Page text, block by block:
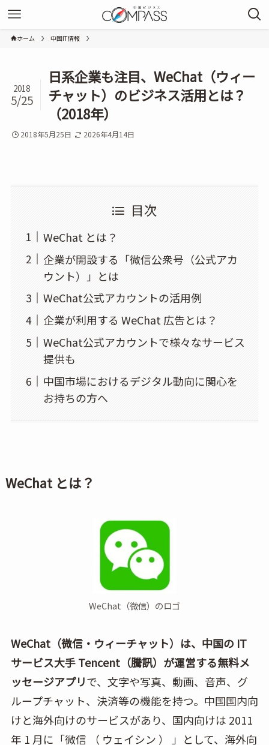
ホーム 中国IT情報
日系企業も注目、WeChat（ウィー
チャット）のビジネス活用とは？
（2018年）
2018
5/25
2018年5月25日 2026年4月14日
目次
WeChat とは？
企業が開設する「微信公衆号（公式アカ
ウント）」とは
WeChat公式アカウントの活用例
企業が利用する WeChat 広告とは？
WeChat公式アカウントで様々なサービス
提供も
中国市場におけるデジタル動向に関心を
お持ちの方へ
WeChat とは？
WeChat（微信）のロゴ
WeChat（微信・ウィーチャット）は、中国の IT
サービス大手 Tencent（騰訊）が運営する無料メ
ッセージアプリで、文字や写真、動画、音声、グ
ループチャット、決済等の機能を持つ。中国国内向
けと海外向けのサービスがあり、国内向けは 2011
年 1 月に「微信 （ ウェイシン ） 」として、海外向